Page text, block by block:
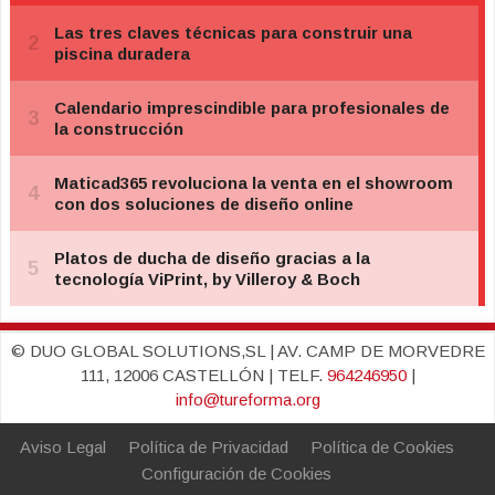
© DUO GLOBAL SOLUTIONS,SL | AV. CAMP DE MORVEDRE
111, 12006 CASTELLÓN | TELF. 964246950|
info@tureforma.org
Aviso Legal Política de Privacidad
Política de Cookies
Configuración de Cookies